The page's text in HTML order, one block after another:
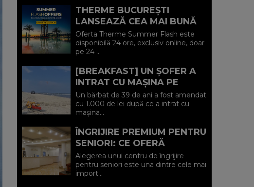
THERME BUCUREȘTI
LANSEAZĂ CEA MAI BUNĂ
OFERTĂ A VERII: MINUS 20%
LA VOUCHERE, DOAR PE 24
IULIE (P)...
Oferta Therme Summer Flash este
disponibilă 24 ore, exclusiv online, doar
pe 24 ...
[BREAKFAST] UN ȘOFER A
INTRAT CU MAȘINA PE
PLAJA DIN VADU ȘI A FOST
AMENDAT.
Un bărbat de 39 de ani a fost amendat
cu 1.000 de lei după ce a intrat cu
mașina...
ÎNGRIJIRE PREMIUM PENTRU
SENIORI: CE OFERĂ
CENTRUL AFFINITY LIFE
CARE (P)
Alegerea unui centru de îngrijire
pentru seniori este una dintre cele mai
import...